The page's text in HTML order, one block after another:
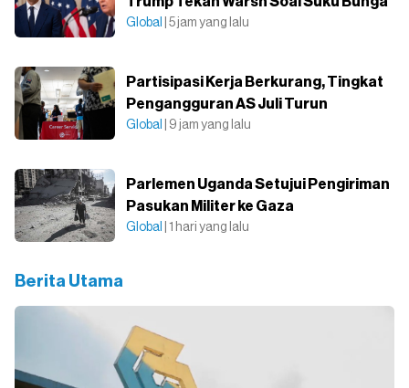
Global | 5 jam yang lalu
Partisipasi Kerja Berkurang, Tingkat
Pengangguran AS Juli Turun
Global | 9 jam yang lalu
Parlemen Uganda Setujui Pengiriman
Pasukan Militer ke Gaza
Global | 1 hari yang lalu
Berita Utama